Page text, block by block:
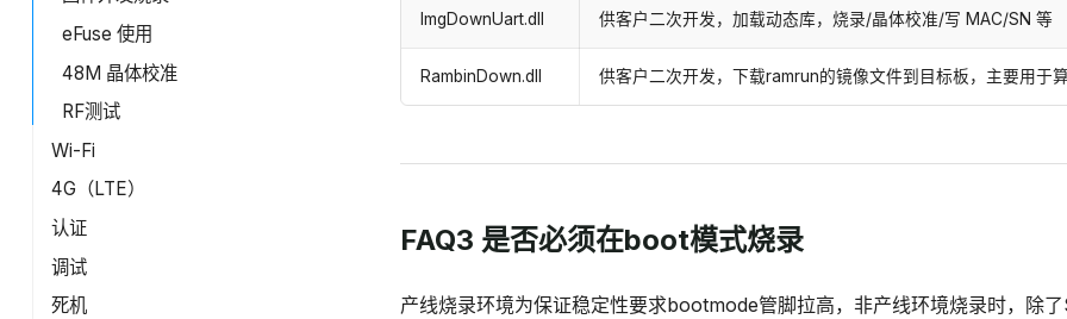
eFuse 使用
48M 晶体校准
RF测试
Wi-Fi
4G（LTE）
认证
调试
死机
ImgDownUart.dll 供客户二次开发，加载动态库，烧录/晶体校准/写 MAC/SN 等
RambinDown.dll 供客户二次开发，下载ramrun的镜像文件到目标板，主要用于
FAQ3 是否必须在boot模式烧录
产线烧录环境为保证稳定性要求bootmode管脚拉高，非产线环境烧录时，除